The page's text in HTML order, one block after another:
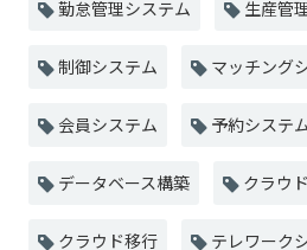
勤怠管理システム 生産管
制御システム マッチング
会員システム 予約システ
データベース構築 クラウ
クラウド移行 テレワーク